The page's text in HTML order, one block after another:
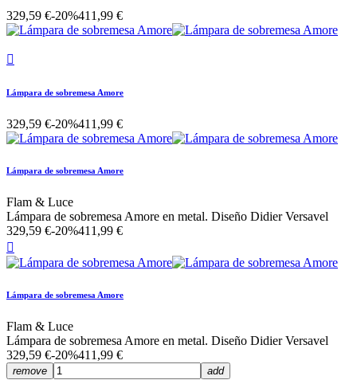
329,59 €-20%411,99 €

Lámpara de sobremesa Amore
329,59 €-20%411,99 €
Lámpara de sobremesa Amore
Flam & Luce
Lámpara de sobremesa Amore en metal. Diseño Didier Versavel
329,59 €-20%411,99 €

Lámpara de sobremesa Amore
Flam & Luce
Lámpara de sobremesa Amore en metal. Diseño Didier Versavel
329,59 €-20%411,99 €
remove add